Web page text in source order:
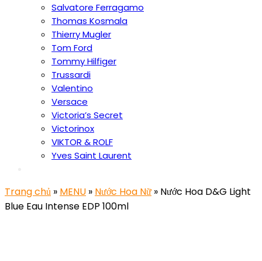
Salvatore Ferragamo
Thomas Kosmala
Thierry Mugler
Tom Ford
Tommy Hilfiger
Trussardi
Valentino
Versace
Victoria’s Secret
Victorinox
VIKTOR & ROLF
Yves Saint Laurent
Trang chủ » MENU » Nước Hoa Nữ » Nước Hoa D&G Light
Blue Eau Intense EDP 100ml